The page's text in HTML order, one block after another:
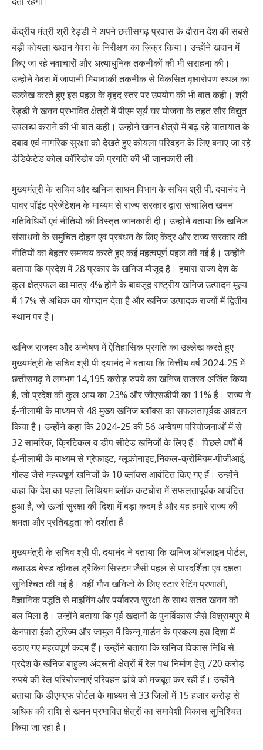
केंद्रीय मंत्री श्री रेड्डी ने अपने छत्तीसगढ़ प्रवास के दौरान देश की सबसे
बड़ी कोयला खदान गेवरा के निरीक्षण का ज़िक्र किया। उन्होंने खदान में
किए जा रहे नवाचारों और अत्याधुनिक तकनीकों की भी सराहना की।
उन्होंने गेवरा में जापानी मियावाकी तकनीक से विकसित वृक्षारोपण स्थल का
उल्लेख करते हुए इस पहल के वृहद स्तर पर उपयोग की भी बात कही। श्री
रेड्डी ने खनन प्रभावित क्षेत्रों में पीएम सूर्य घर योजना के तहत सौर विद्युत
उपलब्ध कराने की भी बात कही। उन्होंने खनन क्षेत्रों में बढ़ रहे यातायात के
दबाव एवं नागरिक सुरक्षा को देखते हुए कोयला परिवहन के लिए बनाए जा रहे
डेडिकेटेड कोल कॉरिडोर की प्रगति की भी जानकारी ली।
मुख्यमंत्री के सचिव और खनिज साधन विभाग के सचिव श्री पी. दयानंद ने
पावर पॉइंट प्रेजेंटेशन के माध्यम से राज्य सरकार द्वारा संचालित खनन
गतिविधियों एवं नीतियों की विस्तृत जानकारी दी। उन्होंने बताया कि खनिज
संसाधनों के समुचित दोहन एवं प्रबंधन के लिए केंद्र और राज्य सरकार की
नीतियों का बेहतर समन्वय करते हुए कई महत्वपूर्ण पहल की गई हैं। उन्होंने
बताया कि प्रदेश में 28 प्रकार के खनिज मौजूद हैं। हमारा राज्य देश के
कुल क्षेत्रफल का मात्र 4% होने के बावजूद राष्ट्रीय खनिज उत्पादन मूल्य
में 17% से अधिक का योगदान देता है और खनिज उत्पादक राज्यों में द्वितीय
स्थान पर है।
खनिज राजस्व और अन्वेषण में ऐतिहासिक प्रगति का उल्लेख करते हुए
मुख्यमंत्री के सचिव श्री पी दयानंद ने बताया कि वित्तीय वर्ष 2024-25 में
छत्तीसगढ़ ने लगभग 14,195 करोड़ रुपये का खनिज राजस्व अर्जित किया
है, जो प्रदेश की कुल आय का 23% और जीएसडीपी का 11% है। राज्य ने
ई-नीलामी के माध्यम से 48 मुख्य खनिज ब्लॉक्स का सफलतापूर्वक आवंटन
किया है। उन्होंने कहा कि 2024-25 की 56 अन्वेषण परियोजनाओं में से
32 सामरिक, क्रिटिकल व डीप सीटेड खनिजों के लिए हैं। पिछले वर्षों में
ई-नीलामी के माध्यम से ग्रेफाइट, ग्लूकोनाइट,निकल-क्रोमियम-पीजीआई,
गोल्ड जैसे महत्वपूर्ण खनिजों के 10 ब्लॉक्स आवंटित किए गए हैं। उन्होंने
कहा कि देश का पहला लिथियम ब्लॉक कटघोरा में सफलतापूर्वक आवंटित
हुआ है, जो ऊर्जा सुरक्षा की दिशा में बड़ा कदम है और यह हमारे राज्य की
क्षमता और प्रतिबद्धता को दर्शाता है।
मुख्यमंत्री के सचिव श्री पी. दयानंद ने बताया कि खनिज ऑनलाइन पोर्टल,
क्लाउड बेस्ड व्हीकल ट्रैकिंग सिस्टम जैसी पहल से पारदर्शिता एवं दक्षता
सुनिश्चित की गई है। वहीं गौण खनिजों के लिए स्टार रेटिंग प्रणाली,
वैज्ञानिक पद्धति से माइनिंग और पर्यावरण सुरक्षा के साथ सतत खनन को
बल मिला है। उन्होंने बताया कि पूर्व खदानों के पुनर्विकास जैसे विश्रामपुर में
केनपारा ईको टूरिज्म और जामुल में किन्नू गार्डन के प्रकल्प इस दिशा में
उठाए गए महत्वपूर्ण कदम हैं। उन्होंने बताया कि खनिज विकास निधि से
प्रदेश के खनिज बाहुल्य अंदरूनी क्षेत्रों में रेल पथ निर्माण हेतु 720 करोड़
रुपये की रेल परियोजनाएं परिवहन ढांचे को मजबूत कर रही हैं। उन्होंने
बताया कि डीएमएफ पोर्टल के माध्यम से 33 जिलों में 15 हजार करोड़ से
अधिक की राशि से खनन प्रभावित क्षेत्रों का समावेशी विकास सुनिश्चित
किया जा रहा है।